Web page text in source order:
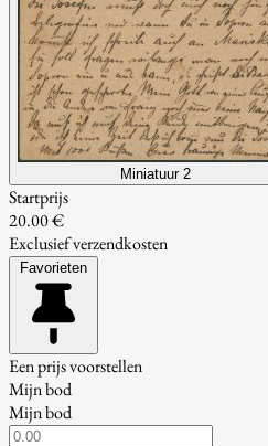
Miniatuur 2
Startprijs
20.00 €
Exclusief verzendkosten
Favorieten
Een prijs voorstellen
Mijn bod
Mijn bod